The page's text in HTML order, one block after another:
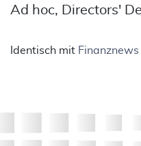
Ad hoc, Directors'
Identisch mit Finanznews